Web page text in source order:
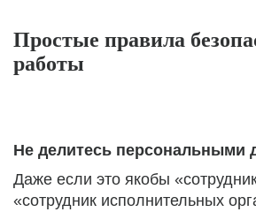
Простые правила
работы
Не делитесь персональными
Даже если это якобы
«сотрудник исполнительных